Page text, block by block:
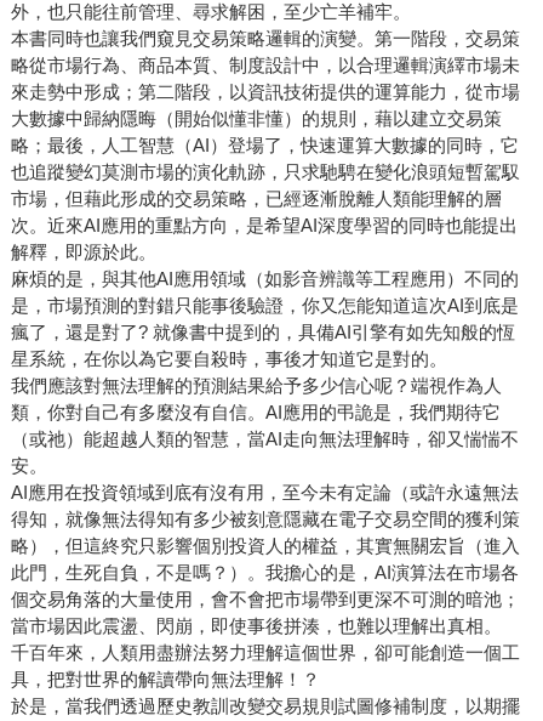
外，也只能往前管理、尋求解困，至少亡羊補牢。
本書同時也讓我們窺見交易策略邏輯的演變。第一階段，交易策
略從市場行為、商品本質、制度設計中，以合理邏輯演繹市場未
來走勢中形成；第二階段，以資訊技術提供的運算能力，從市場
大數據中歸納隱晦（開始似懂非懂）的規則，藉以建立交易策
略；最後，人工智慧（AI）登場了，快速運算大數據的同時，它
也追蹤變幻莫測市場的演化軌跡，只求馳騁在變化浪頭短暫駕馭
市場，但藉此形成的交易策略，已經逐漸脫離人類能理解的層
次。近來AI應用的重點方向，是希望AI深度學習的同時也能提出
解釋，即源於此。
麻煩的是，與其他AI應用領域（如影音辨識等工程應用）不同的
是，市場預測的對錯只能事後驗證，你又怎能知道這次AI到底是
瘋了，還是對了? 就像書中提到的，具備AI引擎有如先知般的恆
星系統，在你以為它要自殺時，事後才知道它是對的。
我們應該對無法理解的預測結果給予多少信心呢？端視作為人
類，你對自己有多麼沒有自信。AI應用的弔詭是，我們期待它
（或祂）能超越人類的智慧，當AI走向無法理解時，卻又惴惴不
安。
AI應用在投資領域到底有沒有用，至今未有定論（或許永遠無法
得知，就像無法得知有多少被刻意隱藏在電子交易空間的獲利策
略），但這終究只影響個別投資人的權益，其實無關宏旨（進入
此門，生死自負，不是嗎？）。我擔心的是，AI演算法在市場各
個交易角落的大量使用，會不會把市場帶到更深不可測的暗池；
當市場因此震盪、閃崩，即使事後拼湊，也難以理解出真相。
千百年來，人類用盡辦法努力理解這個世界，卻可能創造一個工
具，把對世界的解讀帶向無法理解！？
於是，當我們透過歷史教訓改變交易規則試圖修補制度，以期擺